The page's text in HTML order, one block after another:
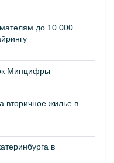
до 10 000
Минцифры
вторичное жилье в
в